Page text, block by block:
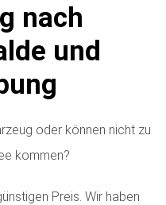
nach
und
oder können nicht zu
kommen?
Preis. Wir haben